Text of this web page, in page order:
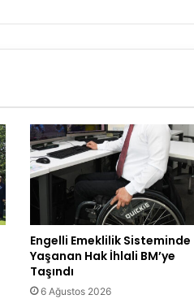
Engelli Emeklilik Sisteminde
Yaşanan Hak İhlali BM’ye
Taşındı
6 Ağustos 2026